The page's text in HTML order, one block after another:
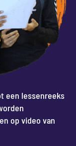
een lessenreeks
op video van